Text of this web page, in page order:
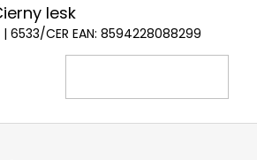
lesk
| 6533/CER EAN: 8594228088299